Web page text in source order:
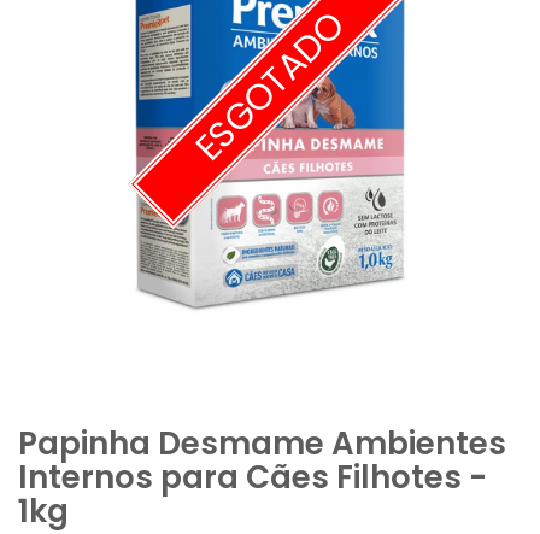
ESGOTADO
Papinha Desmame Ambientes
Internos para Cães Filhotes -
1kg